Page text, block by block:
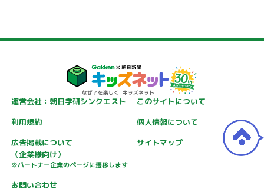
運営会社：朝日学研シンクエスト
このサイトについて
利用規約
個人情報について
広告掲載について
（企業様向け）
※パートナー企業のページに遷移します
サイトマップ
お問い合わせ